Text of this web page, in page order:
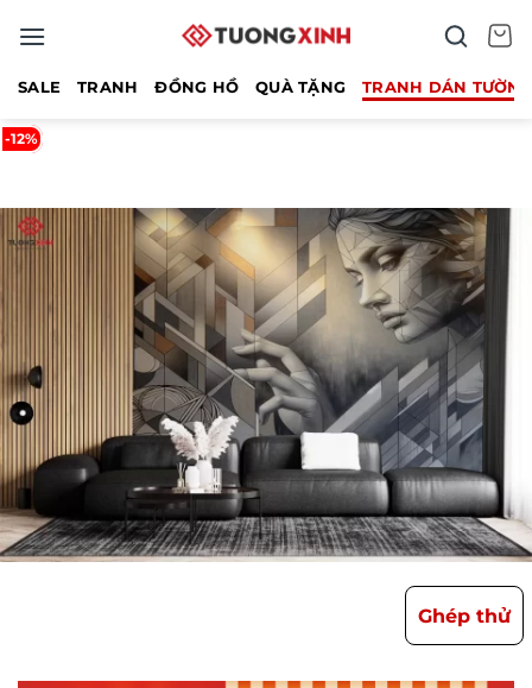
qua
SALE TRANH ĐỒNG HỒ QUÀ TẶNG TRANH DÁN
-12%
Ghép thử